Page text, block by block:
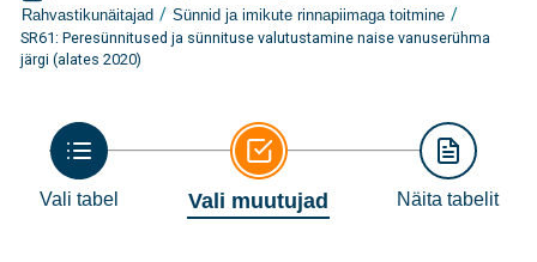
Rahvastikunäitajad / Sünnid ja imikute rinnapiimaga toitmine /
SR61: Peresünnitused ja sünnituse valutustamine naise vanuserühma
järgi (alates 2020)
Vali tabel Vali muutujad Näita tabelit